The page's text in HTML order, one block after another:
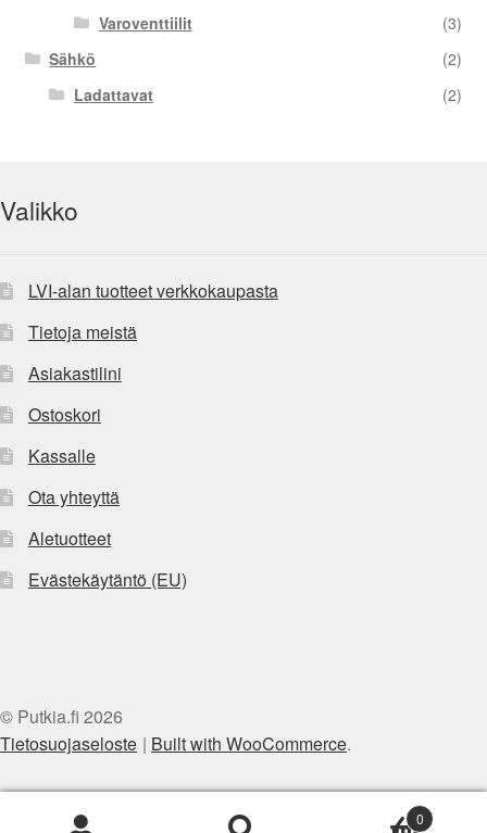
Varoventtiilit
(3)
Sähkö
(2)
Ladattavat
(2)
Valikko
LVI-alan tuotteet verkkokaupasta
Tietoja meistä
Asiakastilini
Ostoskori
Kassalle
Ota yhteyttä
Aletuotteet
Evästekäytäntö (EU)
© Putkia.fi 2026
Tietosuojaseloste
Built with WooCommerce.
0